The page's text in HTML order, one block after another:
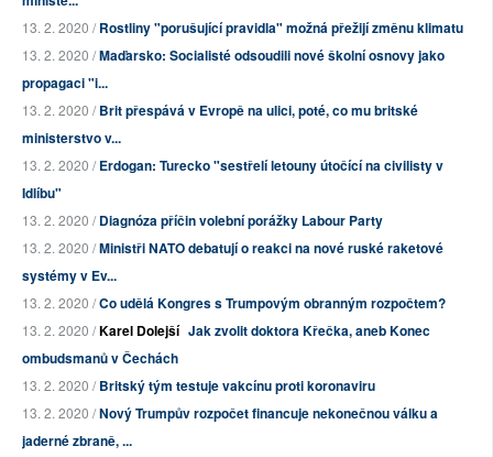
13. 2. 2020 /Rostliny "porušující pravidla" možná přežijí změnu klimatu
13. 2. 2020 /Maďarsko: Socialisté odsoudili nové školní osnovy jako
propagaci "i...
13. 2. 2020 /Brit přespává v Evropě na ulici, poté, co mu britské
ministerstvo v...
13. 2. 2020 /Erdogan: Turecko "sestřelí letouny útočící na civilisty v
Idlíbu"
13. 2. 2020 /Diagnóza příčin volební porážky Labour Party
13. 2. 2020 /Ministři NATO debatují o reakci na nové ruské raketové
systémy v Ev...
13. 2. 2020 /Co udělá Kongres s Trumpovým obranným rozpočtem?
13. 2. 2020 /Karel Dolejší Jak zvolit doktora Křečka, aneb Konec
ombudsmanů v Čechách
13. 2. 2020 /Britský tým testuje vakcínu proti koronaviru
13. 2. 2020 /Nový Trumpův rozpočet financuje nekonečnou válku a
jaderné zbraně, ...